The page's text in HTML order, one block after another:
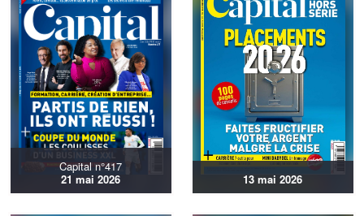
Capital n°417
21 mai 2026
13 mai 2026